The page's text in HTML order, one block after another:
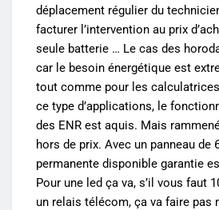
déplacement régulier du
facturer l’intervention au prix
seule batterie … Le cas des
car le besoin énergétique est
tout comme pour les
ce type d’applications, le
des ENR est aquis. Mais
hors de prix. Avec un panneau de
permanente disponible garantie
Pour une led ça va, s’il vous faut
un relais télécom, ça va faire pas